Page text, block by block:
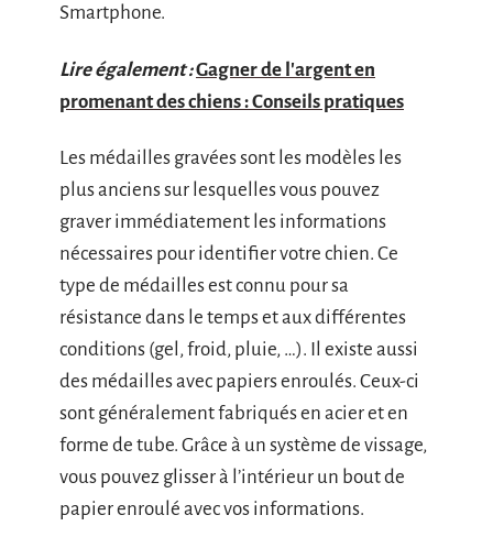
Smartphone.
Lire également :Gagner de l'argent en
promenant des chiens : Conseils pratiques
Les médailles gravées sont les modèles les
plus anciens sur lesquelles vous pouvez
graver immédiatement les informations
nécessaires pour identifier votre chien. Ce
type de médailles est connu pour sa
résistance dans le temps et aux différentes
conditions (gel, froid, pluie, …). Il existe aussi
des médailles avec papiers enroulés. Ceux-ci
sont généralement fabriqués en acier et en
forme de tube. Grâce à un système de vissage,
vous pouvez glisser à l’intérieur un bout de
papier enroulé avec vos informations.